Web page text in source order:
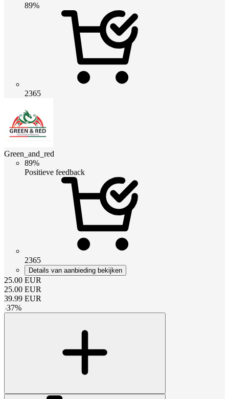
89%
2365
Green_and_red
89%
Positieve feedback
2365
Details van aanbieding bekijken
25.00 EUR
25.00 EUR
39.99 EUR
-37%